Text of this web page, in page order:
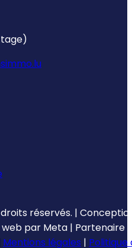
réservés. |
par Meta | Partenaire
Mentions légales | Politique